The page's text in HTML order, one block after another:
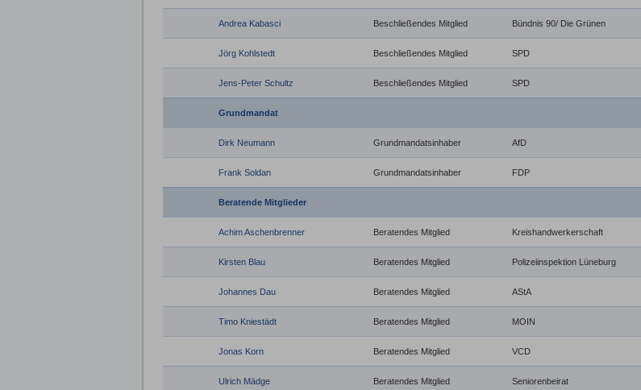
Andrea Kabasci Beschließendes Mitglied Bündnis 90/ Die Grünen
Jörg Kohlstedt Beschließendes Mitglied SPD
Jens-Peter Schultz Beschließendes Mitglied SPD
Grundmandat
Dirk Neumann Grundmandatsinhaber AfD
Frank Soldan Grundmandatsinhaber FDP
Beratende Mitglieder
Achim Aschenbrenner Beratendes Mitglied Kreishandwerkerschaft
Kirsten Blau Beratendes Mitglied Polizeiinspektion Lüneburg
Johannes Dau Beratendes Mitglied AStA
Timo Kniestädt Beratendes Mitglied MOIN
Jonas Korn Beratendes Mitglied VCD
Ulrich Mädge Beratendes Mitglied Seniorenbeirat